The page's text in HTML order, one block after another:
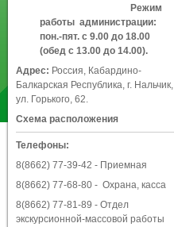
Режим
работы администрации:
пон.-пят. с 9.00 до 18.00
(обед с 13.00 до 14.00).
Адрес: Россия, Кабардино-
Балкарская Республика, г. Нальчик,
ул. Горького, 62.
Схема расположения
Телефоны:
8(8662) 77-39-42 - Приемная
8(8662) 77-68-80 - Охрана, касса
8(8662) 77-81-89 - Отдел
экскурсионной-массовой работы